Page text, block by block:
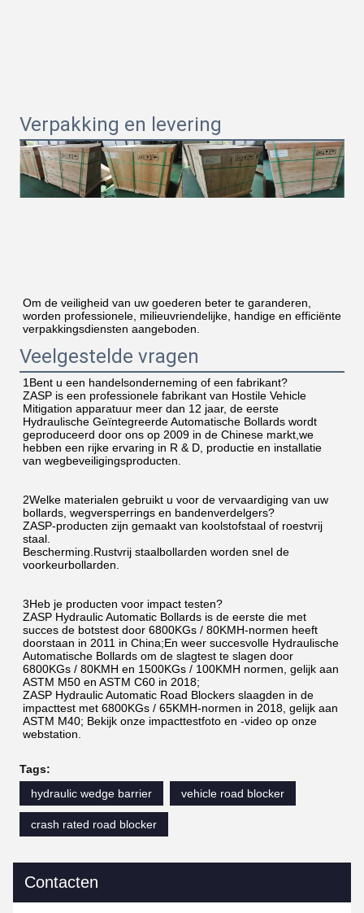
Verpakking en levering
Om de veiligheid van uw goederen beter te garanderen,
worden professionele, milieuvriendelijke, handige en efficiënte
verpakkingsdiensten aangeboden.
Veelgestelde vragen
1Bent u een handelsonderneming of een fabrikant?
ZASP is een professionele fabrikant van Hostile Vehicle
Mitigation apparatuur meer dan 12 jaar, de eerste
Hydraulische Geïntegreerde Automatische Bollards wordt
geproduceerd door ons op 2009 in de Chinese markt,we
hebben een rijke ervaring in R & D, productie en installatie
van wegbeveiligingsproducten.
2Welke materialen gebruikt u voor de vervaardiging van uw
bollards, wegversperrings en bandenverdelgers?
ZASP-producten zijn gemaakt van koolstofstaal of roestvrij
staal.
Bescherming.Rustvrij staalbollarden worden snel de
voorkeurbollarden.
3Heb je producten voor impact testen?
ZASP Hydraulic Automatic Bollards is de eerste die met
succes de botstest door 6800KGs / 80KMH-normen heeft
doorstaan in 2011 in China;En weer succesvolle Hydraulische
Automatische Bollards om de slagtest te slagen door
6800KGs / 80KMH en 1500KGs / 100KMH normen, gelijk aan
ASTM M50 en ASTM C60 in 2018;
ZASP Hydraulic Automatic Road Blockers slaagden in de
impacttest met 6800KGs / 65KMH-normen in 2018, gelijk aan
ASTM M40; Bekijk onze impacttestfoto en -video op onze
webstation.
Tags:
hydraulic wedge barrier
vehicle road blocker
crash rated road blocker
Contacten